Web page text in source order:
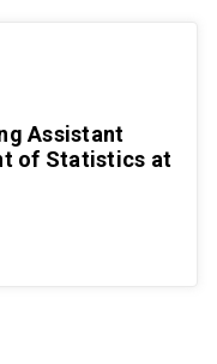
Assistant
of Statistics at